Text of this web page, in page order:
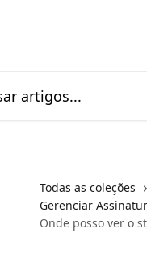
Todas as coleções
Gerenciar
Onde posso ver o